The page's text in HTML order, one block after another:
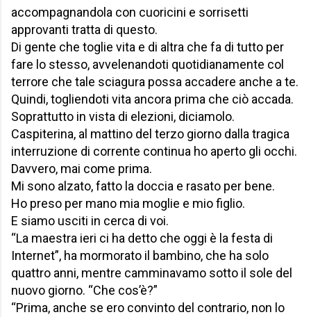
accompagnandola con cuoricini e sorrisetti
approvanti tratta di questo.
Di gente che toglie vita e di altra che fa di tutto per
fare lo stesso, avvelenandoti quotidianamente col
terrore che tale sciagura possa accadere anche a te.
Quindi, togliendoti vita ancora prima che ciò accada.
Soprattutto in vista di elezioni, diciamolo.
Caspiterina, al mattino del terzo giorno dalla tragica
interruzione di corrente continua ho aperto gli occhi.
Davvero, mai come prima.
Mi sono alzato, fatto la doccia e rasato per bene.
Ho preso per mano mia moglie e mio figlio.
E siamo usciti in cerca di voi.
“La maestra ieri ci ha detto che oggi è la festa di
Internet”, ha mormorato il bambino, che ha solo
quattro anni, mentre camminavamo sotto il sole del
nuovo giorno. “Che cos’è?”
“Prima, anche se ero convinto del contrario, non lo